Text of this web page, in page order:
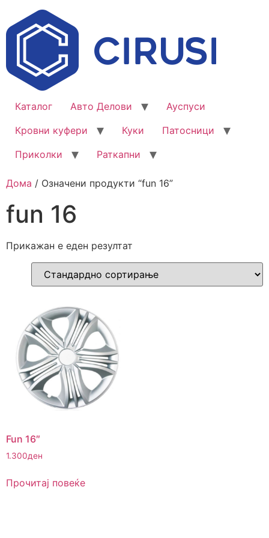
Каталог Авто Делови
Ауспуси
Кровни куфери
Куки
Патосници
Приколки
Раткапни
Дома / Означени продукти “fun 16”
fun 16
Прикажан е еден резултат
Fun 16″
1.300ден
Прочитај повеќе